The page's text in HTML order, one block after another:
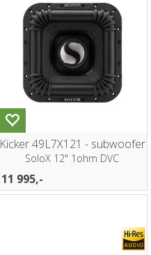
Kicker 49L7X121 - subwoofer
SoloX 12" 1ohm DVC
11 995,-